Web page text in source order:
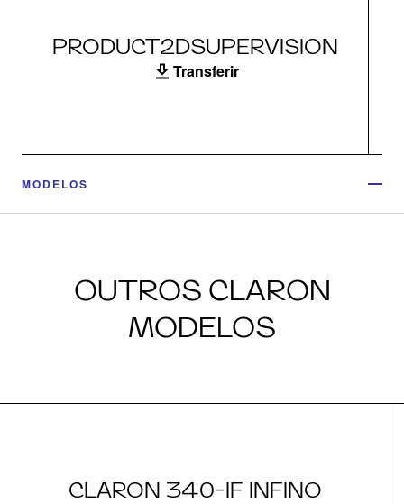
PRODUCT2DSUPERVISION
Transferir
MODELOS
OUTROS CLARON
MODELOS
CLARON 340-IF INFINO